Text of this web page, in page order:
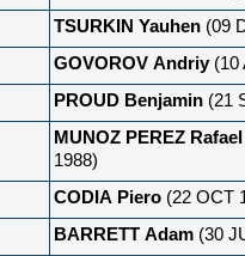
TSURKIN Yauhen (09
GOVOROV Andriy (10
PROUD Benjamin (21
MUNOZ PEREZ Rafael
1988)
CODIA Piero (22 OCT
BARRETT Adam (30